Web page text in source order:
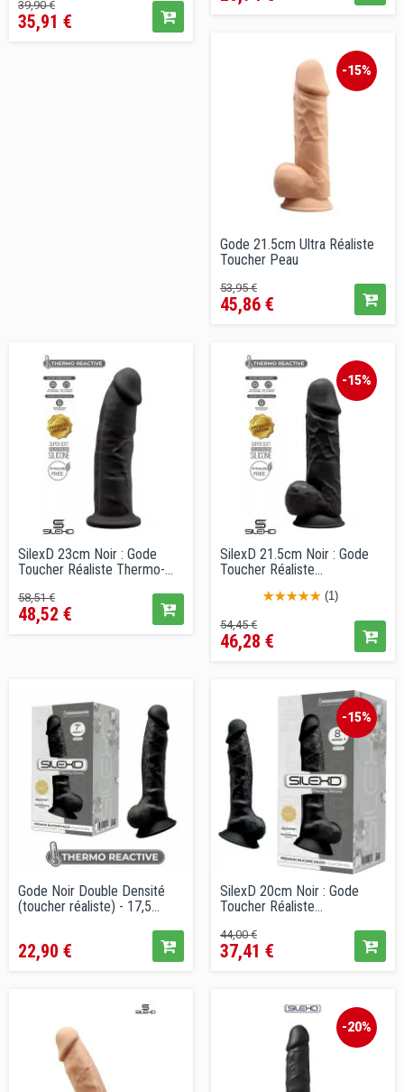
de
39,90 €
35,91 €
-15%
Gode 21.5cm Ultra Réaliste
Toucher Peau
Prix
de
53,95 €Prix
45,86 €
SilexD 23cm Noir : Gode
Toucher Réaliste Thermo-
Prix
de
58,51 €Prix
48,52 €
-15%
SilexD 21.5cm Noir : Gode
Toucher Réaliste...
(1)
Prix
de
54,45 €Prix
46,28 €
Gode Noir Double Densité
(toucher réaliste) - 17,5...
22,90 €
-15%
SilexD 20cm Noir : Gode
Toucher Réaliste...
Prix
de
44,00 €Prix
37,41 €
-20%